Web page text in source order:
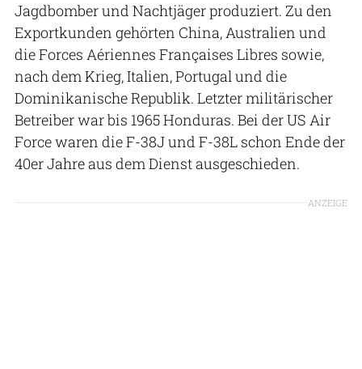
Jagdbomber und Nachtjäger produziert. Zu den
Exportkunden gehörten China, Australien und
die Forces Aériennes Françaises Libres sowie,
nach dem Krieg, Italien, Portugal und die
Dominikanische Republik. Letzter militärischer
Betreiber war bis 1965 Honduras. Bei der US Air
Force waren die F-38J und F-38L schon Ende der
40er Jahre aus dem Dienst ausgeschieden.
ANZEIGE